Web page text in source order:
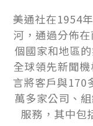
美通社在1954
河，通過分佈
個國家和地區
全球領先新聞
言將客戶與170
萬多家公司、
服務，其中包